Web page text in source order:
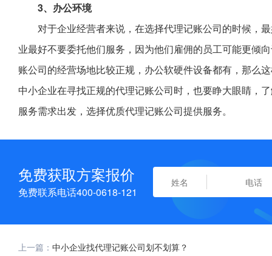
3、办公环境
对于企业经营者来说，在选择代理记账公司的时候，
业最好不要委托他们服务，因为他们雇佣的员工可能更倾
账公司的经营场地比较正规，办公软硬件设备都有，那么
中小企业在寻找正规的代理记账公司时，也要睁大眼睛，
服务需求出发，选择优质代理记账公司提供服务。
免费获取方案报价
免费联系电话400-0618-121
上一篇： 中小企业找代理记账公司划不划算？